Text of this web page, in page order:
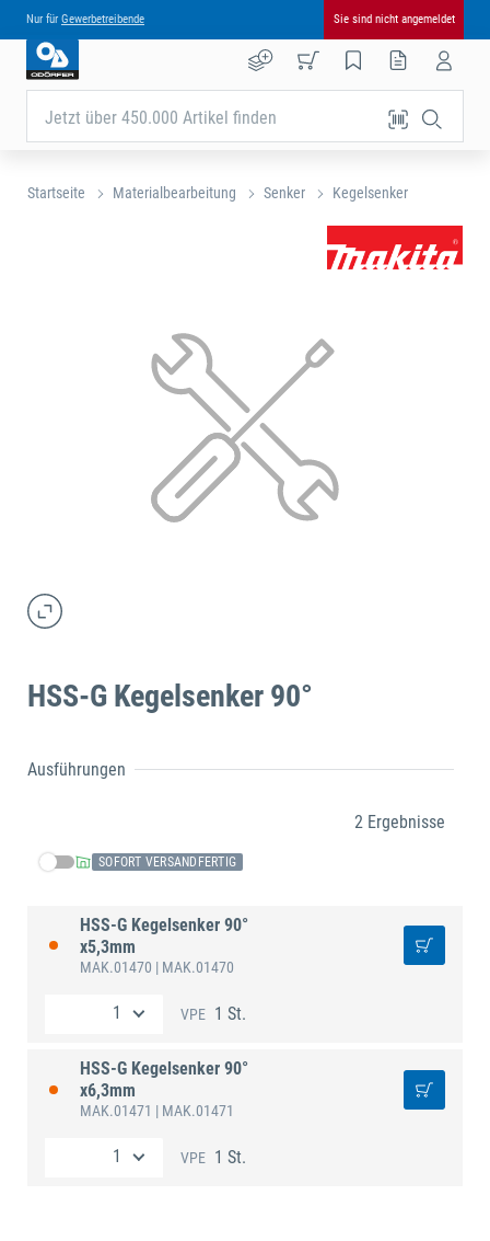
Nur für Gewerbetreibende Sie sind nicht angemeldet
Jetzt über 450.000 Artikel finden
Startseite Materialbearbeitung Senker Kegelsenker
HSS-G Kegelsenker 90°
Ausführungen
2 Ergebnisse
SOFORT VERSANDFERTIG
HSS-G Kegelsenker 90°
x5,3mm
MAK.01470 | MAK.01470
VPE 1 St.
HSS-G Kegelsenker 90°
x6,3mm
MAK.01471 | MAK.01471
VPE 1 St.